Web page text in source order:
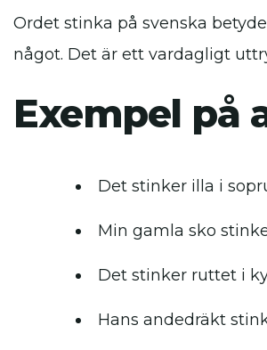
Ordet stinka på svenska
något. Det är ett vardagligt
Exempel på
Det stinker illa i
Min gamla sko
Det stinker ruttet i
Hans andedräkt